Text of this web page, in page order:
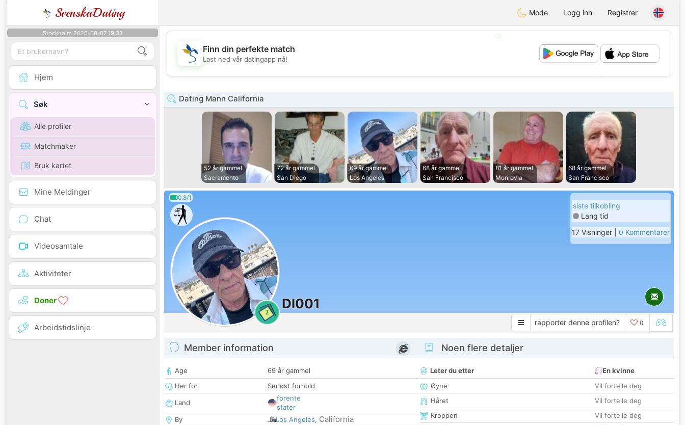
SvenskaDating Mode Logg inn Registrer
Stockholm 2026-08-07 19:33
Hjem
Søk
Alle profiler
Matchmaker
Bruk kartet
Mine Meldinger
Chat
Videosamtale
Aktiviteter
Doner
Arbeidstidslinje
💖
💕
Finn din perfekte match
Last ned vår datingapp nå!
Dating Mann California
52 år gammel
Sacramento
72 år gammel
San Diego
69 år gammel
Los Angeles
68 år gammel
San Francisco
81 år gammel
Monrovia
68 år gammel
San Francisco
0.8/1
2
Dl001
siste tilkobling
Lang tid
17 Visninger | 0 Kommentarer
rapporter denne profilen? 0
Member information
Age
69 år gammel
Her for
Seriøst forhold
Land
forente
stater
By
Los Angeles, California
Noen flere detaljer
Leter du etter
En kvinne
Øyne
Vil fortelle deg
Håret
Vil fortelle deg
Kroppen
Vil fortelle deg